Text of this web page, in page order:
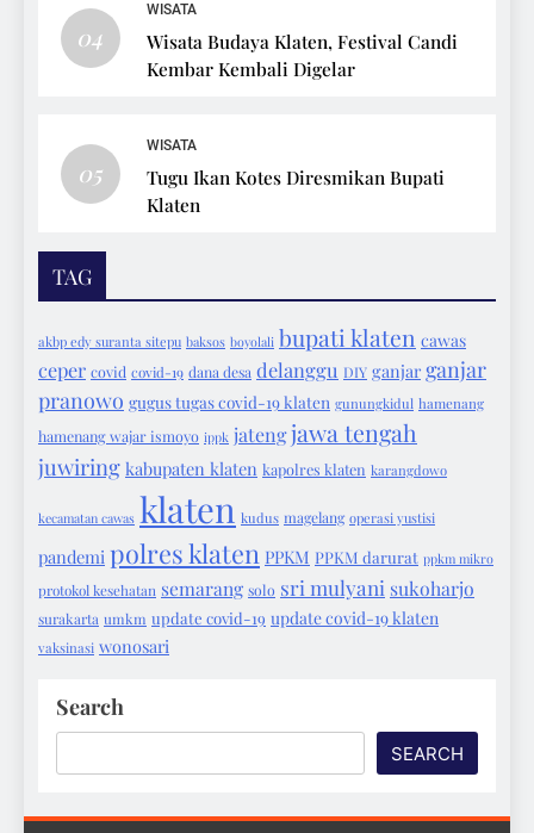
04
WISATA
Wisata Budaya Klaten, Festival Candi
Kembar Kembali Digelar
05
WISATA
Tugu Ikan Kotes Diresmikan Bupati
Klaten
TAG
akbp edy suranta sitepu baksos boyolali bupati klaten cawas
ceper covid covid-19 dana desa delanggu DIY ganjar ganjar
pranowo gugus tugas covid-19 klaten gunungkidul hamenang
hamenang wajar ismoyo ippk jatengjawa tengah
juwiring kabupaten klaten kapolres klaten karangdowo
kecamatan cawas klaten kudus magelang operasi yustisi
pandemi polres klaten PPKM PPKM darurat ppkm mikro
protokol kesehatan semarang solo sri mulyani sukoharjo
surakarta umkm update covid-19 update covid-19 klaten
vaksinasi wonosari
Search
SEARCH